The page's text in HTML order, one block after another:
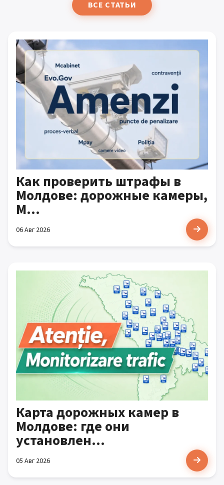
ВСЕ СТАТЬИ
Как проверить штрафы в
Молдове: дорожные камеры,
M...
06 Авг 2026
Карта дорожных камер в
Молдове: где они
установлен...
05 Авг 2026